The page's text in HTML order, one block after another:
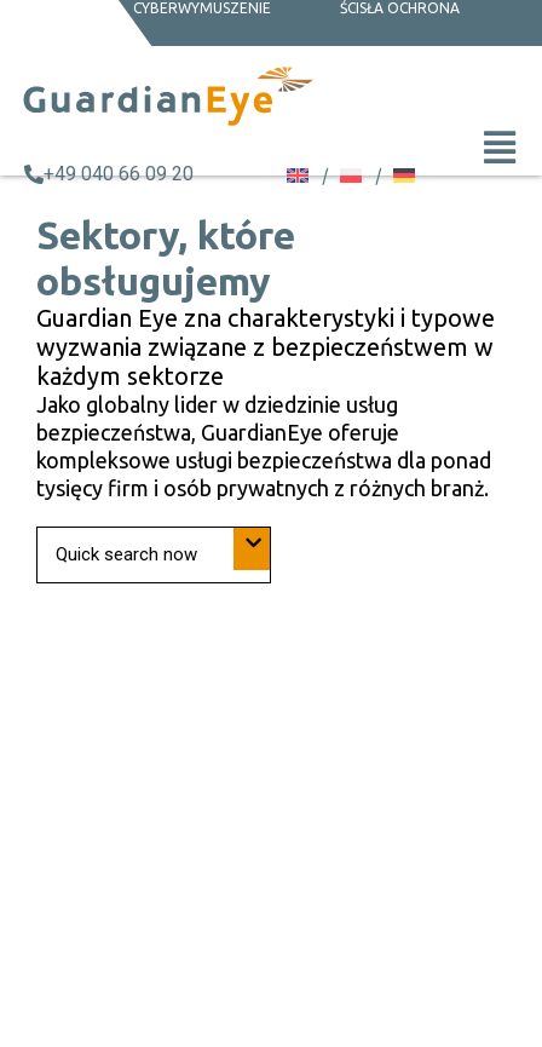
CYBERWYMUSZENIE ŚCISŁA OCHRONA
+49 040 66 09 20
Sektory, które
obsługujemy
Guardian Eye zna charakterystyki i typowe
wyzwania związane z bezpieczeństwem w
każdym sektorze
Jako globalny lider w dziedzinie usług
bezpieczeństwa, GuardianEye oferuje
kompleksowe usługi bezpieczeństwa dla ponad
tysięcy firm i osób prywatnych z różnych branż.
Quick search now